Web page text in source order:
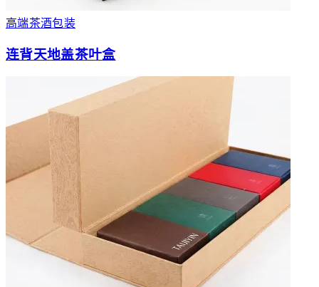
高端茶酒包装
连背天地盖茶叶盒